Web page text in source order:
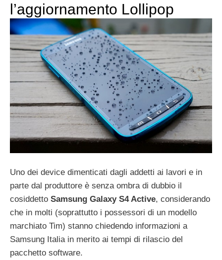
l’aggiornamento Lollipop
Uno dei device dimenticati dagli addetti ai lavori e in
parte dal produttore è senza ombra di dubbio il
cosiddetto Samsung Galaxy S4 Active, considerando
che in molti (soprattutto i possessori di un modello
marchiato Tim) stanno chiedendo informazioni a
Samsung Italia in merito ai tempi di rilascio del
pacchetto software.